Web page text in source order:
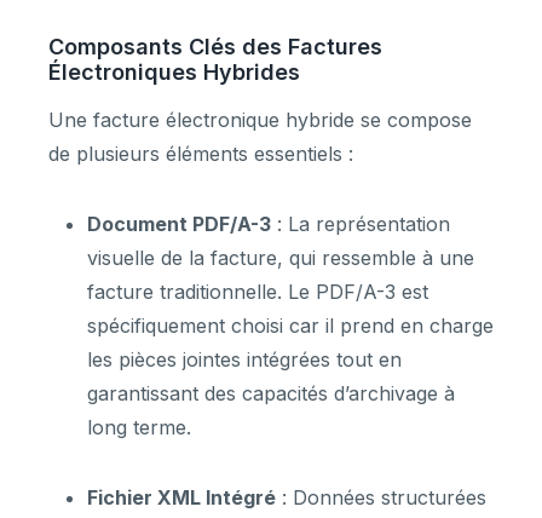
Composants Clés des Factures
Électroniques Hybrides
Une facture électronique hybride se compose
de plusieurs éléments essentiels :
Document PDF/A-3 : La représentation
visuelle de la facture, qui ressemble à une
facture traditionnelle. Le PDF/A-3 est
spécifiquement choisi car il prend en charge
les pièces jointes intégrées tout en
garantissant des capacités d’archivage à
long terme.
Fichier XML Intégré : Données structurées